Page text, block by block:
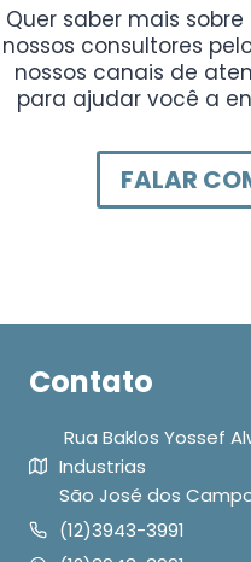
Quer saber mais
nossos consultores
nossos canais de
para ajudar você a
FALAR
Contato
Rua Baklos Yossef
Industrias
São José dos
(12)3943-3991